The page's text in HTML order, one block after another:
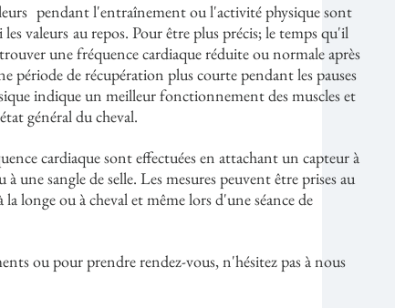
pendant l'entraînement ou l'activité physique sont
valeurs au repos. Pour être plus précis; le temps qu'il
une fréquence cardiaque réduite ou normale après
période de récupération plus courte pendant les pauses
indique un meilleur fonctionnement des muscles et
général du cheval.
cardiaque sont effectuées en attachant un capteur à
à une sangle de selle. Les mesures peuvent être prises au
longe ou à cheval et même lors d'une séance de
ou pour prendre rendez-vous, n'hésitez pas à nous